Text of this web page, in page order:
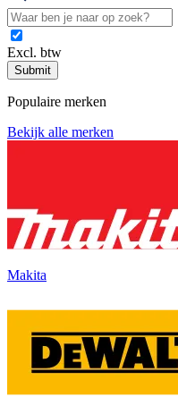
Excl. btw
Submit
Populaire merken
Bekijk alle merken
Makita